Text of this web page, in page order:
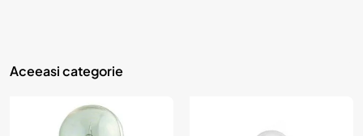
Aceeasi categorie